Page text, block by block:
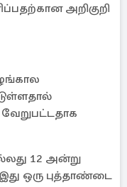
அறிகுறி
வேறுபட்டதாக
12 அன்று
ஒரு புத்தாண்டை